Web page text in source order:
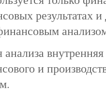
результатах
анализа
и